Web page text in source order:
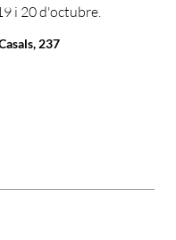
i 20 d'octubre.
237